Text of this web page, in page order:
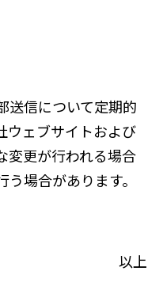
送信について定期的
ウェブサイトおよび
変更が行われる場合
場合があります。
以上